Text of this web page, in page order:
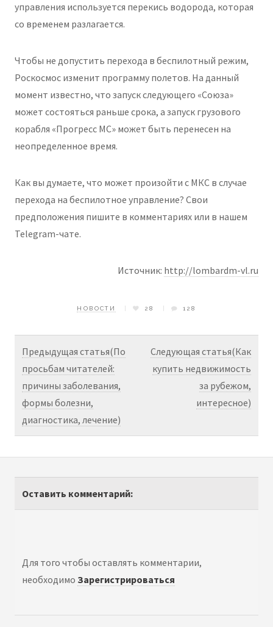
управления используется перекись водорода, которая
со временем разлагается.
Чтобы не допустить перехода в беспилотный режим,
Роскосмос изменит программу полетов. На данный
момент известно, что запуск следующего «Союза»
может состояться раньше срока, а запуск грузового
корабля «Прогресс МС» может быть перенесен на
неопределенное время.
Как вы думаете, что может произойти с МКС в случае
перехода на беспилотное управление? Свои
предположения пишите в комментариях или в нашем
Telegram-чате.
Источник: http://lombardm-vl.ru
НОВОСТИ 28 128
Предыдущая статья(По
просьбам читателей:
причины заболевания,
формы болезни,
диагностика, лечение)
Следующая статья(Как
купить недвижимость
за рубежом,
интересное)
Оставить комментарий:
Для того чтобы оставлять комментарии,
необходимо Зарегистрироваться